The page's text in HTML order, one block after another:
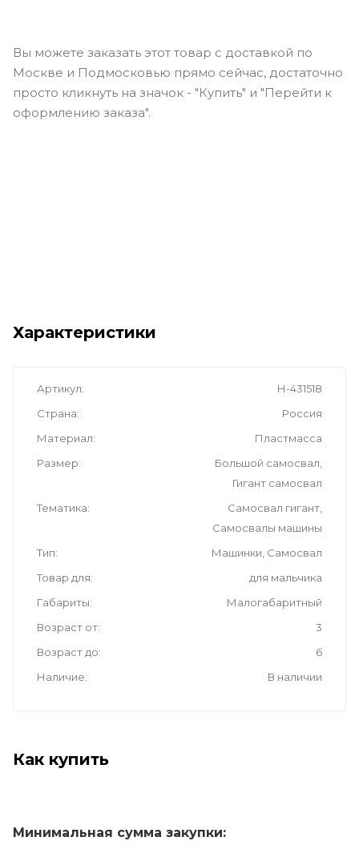
Вы можете заказать этот товар с доставкой по
Москве и Подмосковью прямо сейчас, достаточно
просто кликнуть на значок - "Купить" и "Перейти к
оформлению заказа".
Характеристики
Артикул
Н-431518
Страна
Россия
Материал
Пластмасса
Размер
Большой самосвал,
Гигант самосвал
Тематика
Самосвал гигант,
Самосвалы машины
Тип
Машинки, Самосвал
Товар для
для мальчика
Габариты
Малогабаритный
Возраст от
3
Возраст до
6
Наличие
В наличии
Как купить
Минимальная сумма закупки: